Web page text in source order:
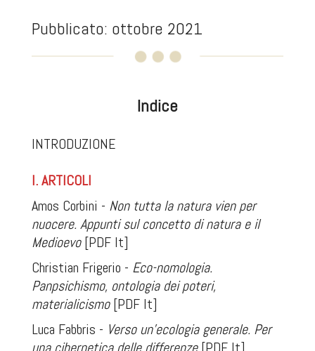
Pubblicato: ottobre 2021
Indice
INTRODUZIONE
I. ARTICOLI
Amos Corbini - Non tutta la natura vien per
nuocere. Appunti sul concetto di natura e il
Medioevo[PDF It]
Christian Frigerio - Eco-nomologia.
Panpsichismo, ontologia dei poteri,
materialicismo[PDF It]
Luca Fabbris - Verso un'ecologia generale. Per
una cibernetica delle differenze[PDF It]